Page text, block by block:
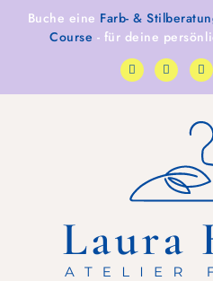
Buche eine Farb- &
Course - für deine